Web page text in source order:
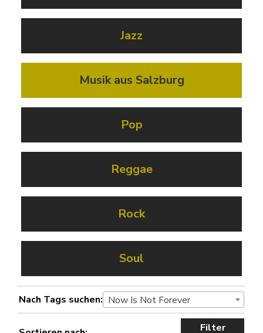
Jazz
Musik aus Salzburg
Pop
Reggae
Rock
Soul
Nach Tags suchen: Now Is Not Forever
Filter